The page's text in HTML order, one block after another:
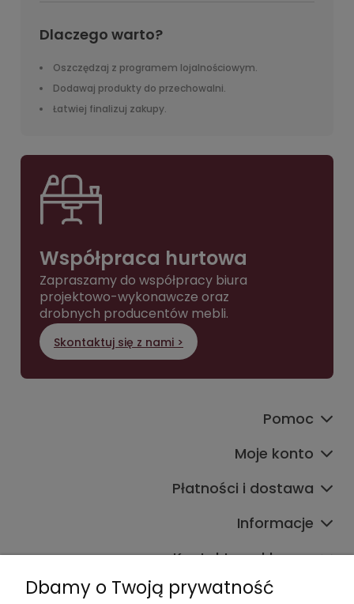
Dlaczego warto?
Oszczędzaj z programem lojalnościowym.
Dodawaj produkty do przechowalni.
Łatwiej finalizuj zakupy.
Współpraca hurtowa
Zapraszamy do współpracy biura
projektowo-wykonawcze oraz
drobnych producentów mebli.
Skontaktuj się z nami >
Pomoc
Moje konto
Płatności i dostawa
Informacje
Kontakt ze sklepem
Dbamy o Twoją prywatność